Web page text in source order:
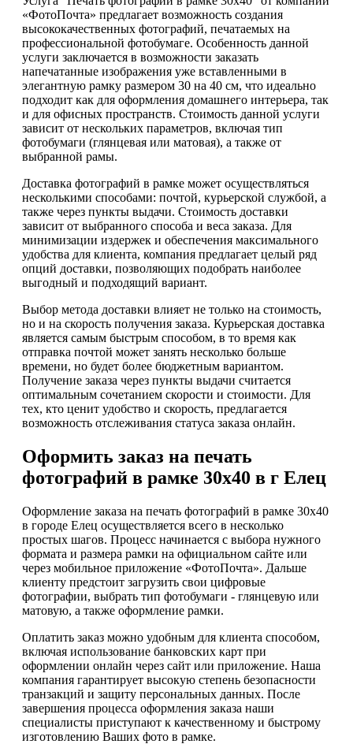
«ФотоПочта» предлагает возможность создания
высококачественных фотографий, печатаемых на
профессиональной фотобумаге. Особенность данной
услуги заключается в возможности заказать
напечатанные изображения уже вставленными в
элегантную рамку размером 30 на 40 см, что идеально
подходит как для оформления домашнего интерьера, так
и для офисных пространств. Стоимость данной услуги
зависит от нескольких параметров, включая тип
фотобумаги (глянцевая или матовая), а также от
выбранной рамы.
Доставка фотографий в рамке может осуществляться
несколькими способами: почтой, курьерской службой, а
также через пункты выдачи. Стоимость доставки
зависит от выбранного способа и веса заказа. Для
минимизации издержек и обеспечения максимального
удобства для клиента, компания предлагает целый ряд
опций доставки, позволяющих подобрать наиболее
выгодный и подходящий вариант.
Выбор метода доставки влияет не только на стоимость,
но и на скорость получения заказа. Курьерская доставка
является самым быстрым способом, в то время как
отправка почтой может занять несколько больше
времени, но будет более бюджетным вариантом.
Получение заказа через пункты выдачи считается
оптимальным сочетанием скорости и стоимости. Для
тех, кто ценит удобство и скорость, предлагается
возможность отслеживания статуса заказа онлайн.
Оформить заказ на печать
фотографий в рамке 30х40 в г Елец
Оформление заказа на печать фотографий в рамке 30х40
в городе Елец осуществляется всего в несколько
простых шагов. Процесс начинается с выбора нужного
формата и размера рамки на официальном сайте или
через мобильное приложение «ФотоПочта». Дальше
клиенту предстоит загрузить свои цифровые
фотографии, выбрать тип фотобумаги - глянцевую или
матовую, а также оформление рамки.
Оплатить заказ можно удобным для клиента способом,
включая использование банковских карт при
оформлении онлайн через сайт или приложение. Наша
компания гарантирует высокую степень безопасности
транзакций и защиту персональных данных. После
завершения процесса оформления заказа наши
специалисты приступают к качественному и быстрому
изготовлению Ваших фото в рамке.